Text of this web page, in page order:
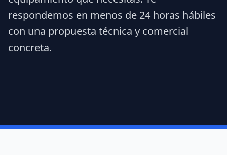
respondemos en menos de 24 horas hábiles
con una propuesta técnica y comercial
concreta.